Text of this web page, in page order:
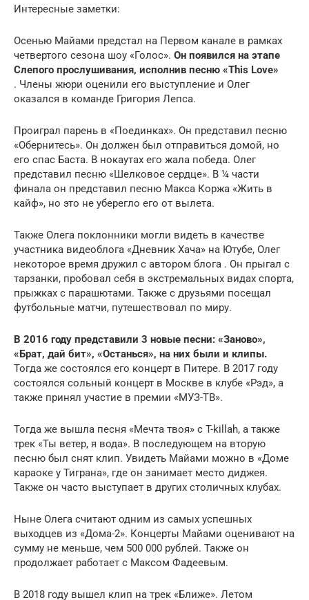
Интересные заметки:
Осенью Майами предстал на Первом канале в рамках
четвертого сезона шоу «Голос». Он появился на этапе
Слепого прослушивания, исполнив песню «This Love»
. Члены жюри оценили его выступление и Олег
оказался в команде Григория Лепса.
Проиграл парень в «Поединках». Он представил песню
«Обернитесь». Он должен был отправиться домой, но
его спас Баста. В нокаутах его жала победа. Олег
представил песню «Шелковое сердце». В ¼ части
финала он представил песню Макса Коржа «Жить в
кайф», но это не уберегло его от вылета.
Также Олега поклонники могли видеть в качестве
участника видеоблога «Дневник Хача» на Ютубе, Олег
некоторое время дружил с автором блога . Он прыгал с
тарзанки, пробовал себя в экстремальных видах спорта,
прыжках с парашютами. Также с друзьями посещал
футбольные матчи, путешествовал по миру.
В 2016 году представили 3 новые песни: «Заново»,
«Брат, дай бит», «Останься», на них были и клипы.
Тогда же состоялся его концерт в Питере. В 2017 году
состоялся сольный концерт в Москве в клубе «Рэд», а
также принял участие в премии «МУЗ-ТВ».
Тогда же вышла песня «Мечта твоя» с T-killah, а также
трек «Ты ветер, я вода». В последующем на вторую
песню был снят клип. Увидеть Майами можно в «Доме
караоке у Тиграна», где он занимает место диджея.
Также он часто выступает в других столичных клубах.
Ныне Олега считают одним из самых успешных
выходцев из «Дома-2». Концерты Майами оценивают на
сумму не меньше, чем 500 000 рублей. Также он
продолжает работает с Максом Фадеевым.
В 2018 году вышел клип на трек «Ближе». Летом